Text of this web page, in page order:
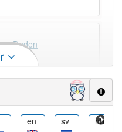
Duden
en sv nb